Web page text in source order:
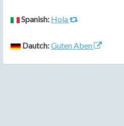
Spanish: Hola
Dautch:Guten Aben